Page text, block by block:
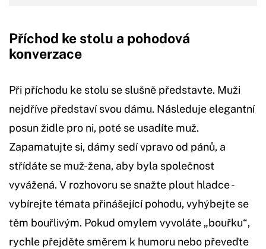
Příchod ke stolu a pohodová
konverzace
Při příchodu ke stolu se slušně představte. Muži
nejdříve představí svou dámu. Následuje elegantní
posun židle pro ni, poté se usadíte muž.
Zapamatujte si, dámy sedí vpravo od pánů, a
střídáte se muž-žena, aby byla společnost
vyvážená. V rozhovoru se snažte plout hladce -
vybírejte témata přinášející pohodu, vyhýbejte se
těm bouřlivým. Pokud omylem vyvoláte „bouřku“,
rychle přejděte směrem k humoru nebo převeďte